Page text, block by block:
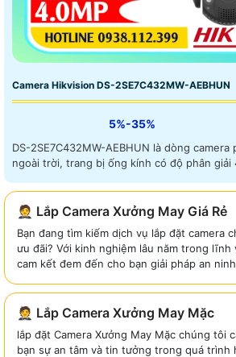
Camera Hikvision DS-2SE7C432MW-AEBHUN
5%-35%
DS-2SE7C432MW-AEBHUN là dòng
ngoài trời, trang bị ống kính có độ phân giải
🤵 Lắp Camera Xưởng May Giá Rẻ
Bạn đang tìm kiếm dịch vụ lắp đặt camera
ưu đãi? Với kinh nghiệm lâu năm trong
cam kết đem đến cho bạn giải pháp an
🤵 Lắp Camera Xưởng May Mặc
lắp đặt Camera Xưởng May Mặc chúng tôi
bạn sự an tâm và tin tưởng trong quá trình